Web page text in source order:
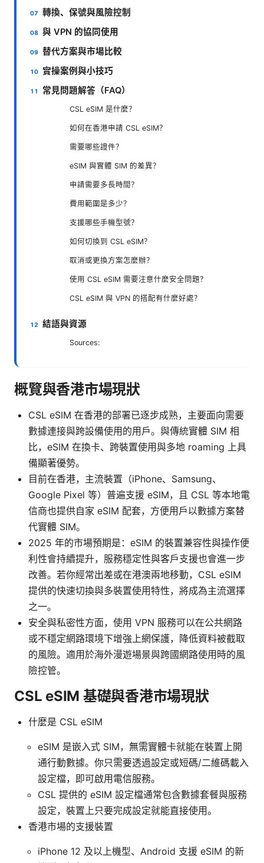
轉換、保號與風險控制
與 VPN 的協同使用
替代方案與市場比較
實操案例與小技巧
常見問題解答（FAQ）
CSL eSIM 是什麼？
如何在香港申請 CSL eSIM？
需要哪些證件？
eSIM 與實體 SIM 的差異？
申請需要多長時間？
費用範圍是多少？
支援哪些手機型號？
如何切換到 CSL eSIM？
取消或更換方案怎麼辦？
使用 CSL eSIM 需要注意什麼安全問題？
CSL eSIM 與 VPN 的搭配有什麼好處？
結語與資源
Sources:
概覽與香港市場現狀
CSL eSIM 在香港的部署已逐步成熟，主要面向需要
數據連接與跨設備使用的用戶。與傳統實體 SIM 相
比，eSIM 在換卡、跨裝置使用與多地 roaming 上具
備顯著優勢。
目前在香港，主流裝置（iPhone、Samsung、
Google Pixel 等）普遍支援 eSIM，且 CSL 等本地電
信商也提供自家 eSIM 配套，方便用戶以數據方案替
代實體 SIM。
2025 年的市場預期是：eSIM 的裝置兼容性與操作便
利性會持續提升，服務穩定性與客戶支援也會進一步
改善。若你經常出差或在港澳兩地移動，CSL eSIM
提供的快速切換與多裝置使用特性，將成為主流選擇
之一。
安全與私密性方面，使用 VPN 服務可以在公共網路
或不穩定網路環境下增強上網保護，降低資料被截取
的風險。適用於海外漫遊場景與跨國網路使用時的風
險控管。
CSL eSIM 基礎與香港市場現狀
什麼是 CSL eSIM
eSIM 是嵌入式 SIM，無需實體卡就能在裝置上開
通行動數據。你只需要透過設定或短碼/二維碼載入
設定檔，即可啟用電信服務。
CSL 提供的 eSIM 設定檔通常包含數據套餐與服務
設定，裝置上只要完成設定就能直接使用。
香港市場的支援裝置
iPhone 12 及以上機型、Android 支援 eSIM 的新